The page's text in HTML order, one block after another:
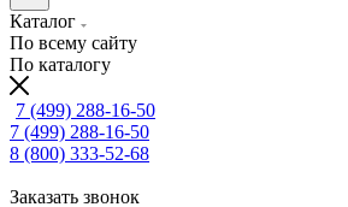
Каталог
По всему сайту
По каталогу
7 (499) 288-16-50
7 (499) 288-16-50
8 (800) 333-52-68
Заказать звонок